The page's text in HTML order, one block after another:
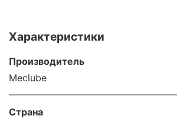
Характеристики
Производитель
Meclube
Страна